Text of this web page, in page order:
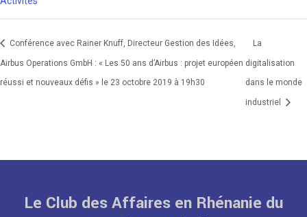
Conférence avec Rainer Knuff, Directeur Gestion des Idées,
Airbus Operations GmbH : « Les 50 ans d’Airbus : projet européen
réussi et nouveaux défis » le 23 octobre 2019 à 19h30
La
digitalisation
dans le monde
industriel
Le Club des Affaires en Rhénanie du